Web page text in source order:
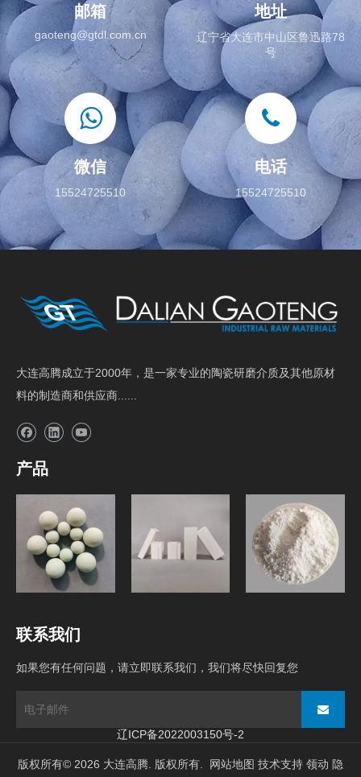
邮箱
gaoteng@gtdl.com.cn
地址
辽宁省大连市中山区鲁迅路78
号
微信
15524725510
电话
15524725510
大连高腾成立于2000年，是一家专业的陶瓷研磨介质及其他原材
料的制造商和供应商......
产品
研磨介质 球磨机内衬砖 原料
联系我们
如果您有任何问题，请立即联系我们，我们将尽快回复您
辽ICP备2022003150号-2
版权所有© 2026 大连高腾. 版权所有. 网站地图 技术支持 领动 隐